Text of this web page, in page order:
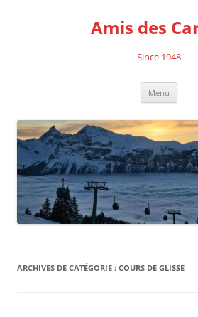
Amis des
Since 1948
Menu
ARCHIVES DE CATÉGORIE : COURS DE GLISSE